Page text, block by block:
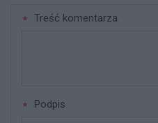
Treść komentarza
Podpis